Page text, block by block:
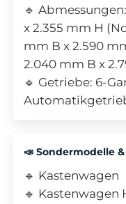
🔹
x 2.355 mm H
mm B x 2.590
2.040 mm B x
🔹 Getriebe: 6-
📣 Sondermodelle
🔹 Kastenwagen
🔹 Kastenwagen